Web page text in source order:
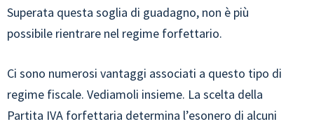
Superata questa soglia di guadagno, non è più
possibile rientrare nel regime forfettario.
Ci sono numerosi vantaggi associati a questo tipo di
regime fiscale. Vediamoli insieme. La scelta della
Partita IVA forfettaria determina l’esonero di alcuni